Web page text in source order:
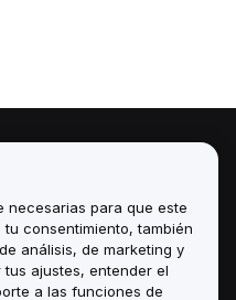
necesarias para que este
consentimiento, también
análisis, de marketing y
ajustes, entender el
a las funciones de